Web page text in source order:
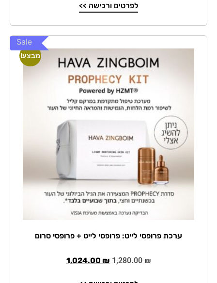
לפרטים ורכישה >>
מבצע!
ערכת פרופסי לייט: פרופסי לייט + פרופסי סרום
1,280.00₪
1,024.00 ₪
Sale